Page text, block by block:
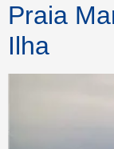
Praia
Ilha